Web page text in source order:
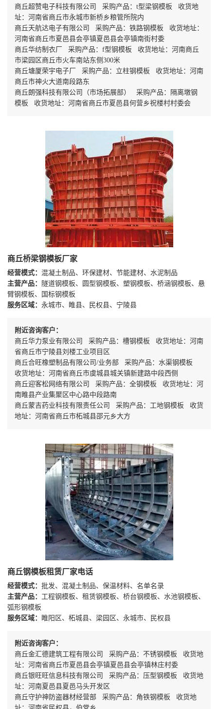
商丘超赞电子科技有限公司 采购产品：t型梁钢模板 收货地
址：河南省商丘市永城市新桥乡粮管所院内
商丘天航达电子有限公司 采购产品：铁路钢模板 收货地址：
河南省商丘市夏邑县会亭镇夏邑县会亭镇南街村委
商丘华纺制衣厂 采购产品：f型钢模板 收货地址：河南商丘
市梁园区商丘市火车南站东侧300米
商丘塘厦荣宇电子厂 采购产品：立柱钢模板 收货地址：河南
商丘市神火大道南段路东
商丘朗强科技有限公司（市场拓展部） 采购产品：隔离墩钢
模板 收货地址：河南省商丘市夏邑县何营乡祝楼村村委会
商丘桥梁钢模板厂家
经营模式： 混凝土制品、环保建材、节能建材、水泥制品
主营产品：
隧道钢模板、圆型钢模板、塑钢模板、桥涵钢模板、悬
臂钢模板、国标钢模板
服务区域： 永城市、睢县、民权县、宁陵县
附近咨询客户：
商丘华力泵业有限公司 采购产品：槽钢模板 收货地址：河南
省商丘市宁陵县刘楼工业项目区
商丘合旺橡塑制品有限公司/业务部 采购产品：水渠钢模板
收货地址：河南省商丘市虞城县城关镇新建路中段西侧
商丘迎客松网络有限公司 采购产品：全钢模板 收货地址：河
南睢县产业集聚区中心路中段路南
商丘蒙吉药业科技有限责任公司 采购产品：工地钢模板 收货
地址：河南省商丘市柘城县邵元乡大方
商丘钢模板租赁厂家电话
经营模式： 批发、混凝土制品、保温材料、名单名录
主营产品： 工程钢模板、租赁钢模板、桥台钢模板、水池钢模板、
弧形钢模板
服务区域：
睢阳区、柘城县、梁园区、永城市、民权县
附近咨询客户：
商丘金汇德建筑工程有限公司 采购产品：不锈钢模板 收货地
址：河南省商丘市夏邑县会亭镇夏邑县会亭镇林庄村委
商丘银旺旺信息科技有限公司 采购产品：压型钢模板 收货地
址：河南夏邑县夏邑马头开发区
商丘守护神防盗器材经营部 采购产品：角铁钢模板 收货地